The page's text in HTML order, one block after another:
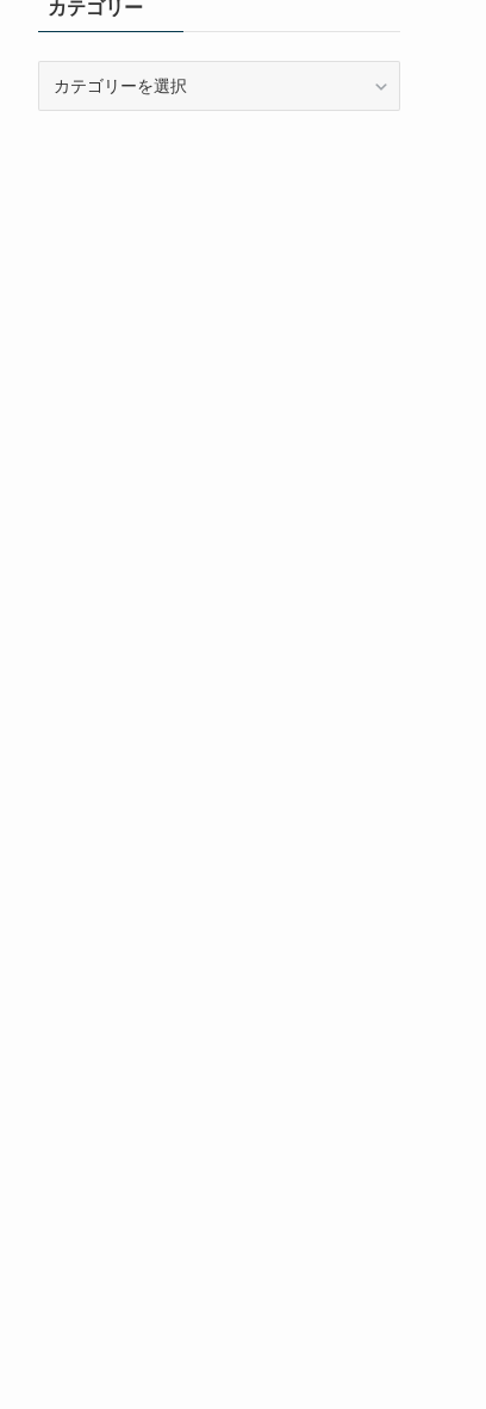
カテゴリー